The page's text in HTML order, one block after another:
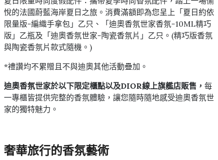
悅的法國蔚藍海岸夏日之旅。消費滿額即為您呈上「夏日約依
限量版-編織手拿包」乙只、「迪奧香氛世家香氛-10ML精巧
版」乙瓶及「迪奧香氛世家-陶瓷香氛片」乙只。(精巧版香氛
與陶瓷香氛片款式隨機。)
*禮讚均不累贈且不與迪奧其他活動疊加。
迪奧香氛世家於以下限定櫃點以及DIOR線上旗艦店販售， 每
一專櫃皆提供完整的香氛體驗，讓您隨時隨地感受迪奧香氛世
家的獨特魅力。
奢華旅行的香氛藝術